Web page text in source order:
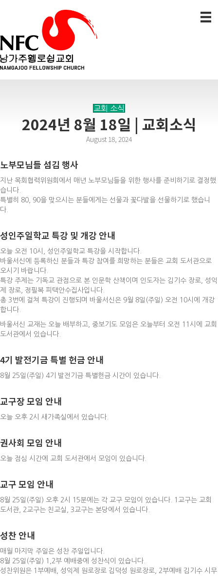
교회 소식
2024년 8월 18일 | 교회소식
August 18, 2024
노부모님들 섬김 행사
지난 목회협력위원회에서 매년 노부모님들을 위한 행사를 준비하기로 결정했
습니다.
특별히 80, 90을 맞으시는 분들에게는 선물과 꽃다발을 선물하기로 했습니
다.
성인주일학교 특강 및 개강 안내
오늘 오전 10시, 성인주일학교 특강을 시작합니다.
바울서신에 등록하신 분들과 특강 참여를 희망하는 분들은 교회 도서관으로
오시기 바랍니다.
특강 주제는 기독교 관점으로 본 인문학 산책이며 인도자는 김기수 장로, 성익
제 장로, 정필복 피택안수집사입니다.
총 3번에 걸쳐 특강이 진행되며 바울서신은 9월 8일(주일) 오전 10시에 개강
합니다.
바울서신 교재는 오늘 배부하고, 중보기도 모임은 오늘부터 오전 11시에 교회
도서관에서 있습니다.
4기 발전기금 특별 헌금 안내
8월 25일(주일) 4기 발전기금 특별헌금 시간이 있습니다.
교구장 모임 안내
오늘 오후 2시 새가족실에서 있습니다.
권사회 모임 안내
오늘 점심 시간에 교회 도서관에서 모임이 있습니다.
교구 모임 안내
8월 25일(주일) 오후 2시 15분에는 각 교구 모임이 있습니다. 1교구는 교회
도서관, 2교구는 친교실, 3교구는 본당에서 있습니다.
성찬 안내
매월 마지막 주일은 성찬 주일입니다.
8월 25일(주일) 1,2부 예배중에 성찬식이 있습니다.
성찬위원은 1부예배, 성익제 원로장로 김덕성 원로장로, 2부예배 김기수 시무